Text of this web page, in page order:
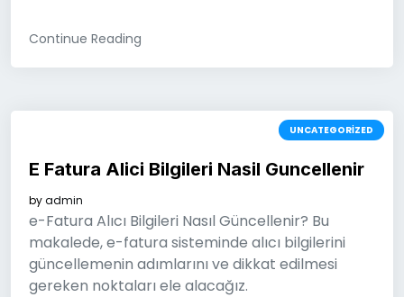
Continue Reading
UNCATEGORIZED
E Fatura Alici Bilgileri Nasil Guncellenir
byadmin
e-Fatura Alıcı Bilgileri Nasıl Güncellenir? Bu
makalede, e-fatura sisteminde alıcı bilgilerini
güncellemenin adımlarını ve dikkat edilmesi
gereken noktaları ele alacağız.